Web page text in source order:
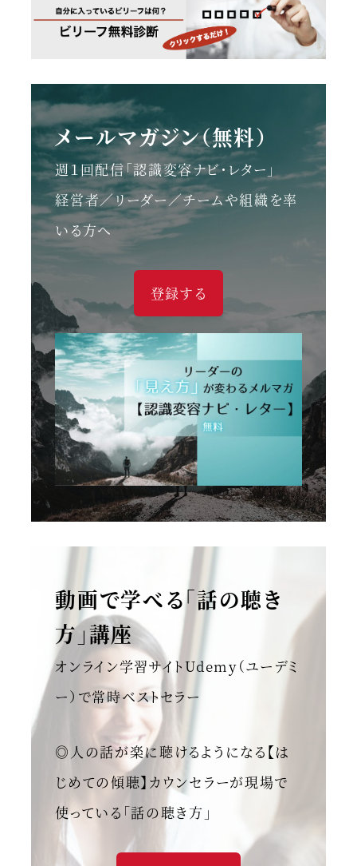
メールマガジン（無料）
週１回配信「認識変容ナビ・レター」
経営者／リーダー／チームや組織を率
いる方へ
登録する
動画で学べる「話の聴き
方」講座
オンライン学習サイトUdemy（ユーデミ
ー）で常時ベストセラー
◎人の話が楽に聴けるようになる【は
じめての傾聴】カウンセラーが現場で
使っている「話の聴き方」